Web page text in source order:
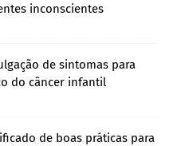
inconscientes
de sintomas para
do câncer infantil
de boas práticas para